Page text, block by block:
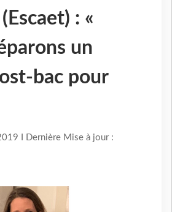
: «
un
bac pour
I Dernière Mise à jour :